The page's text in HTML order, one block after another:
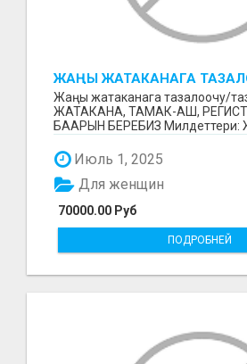
ЖАҢЫ ЖАТАКАНАГА
ТАЗАЛООЧУ КЕРЕК
Жаңы жатаканага тазалоочу/
ЖАТАКАНА, ТАМАК-АШ,
БААРЫН БЕРЕБИЗ Милдеттери:
Июль 1, 2025
70000.00 Руб
Для женщин
ПОДРОБНЕЙ